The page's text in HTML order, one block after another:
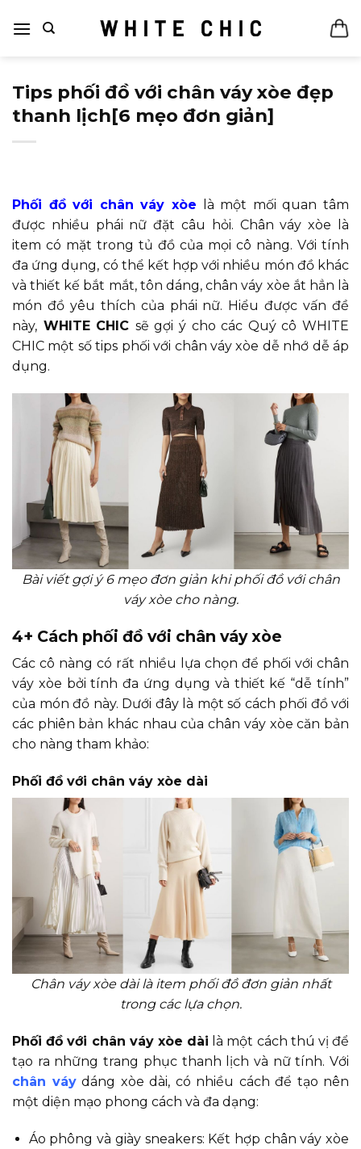
qua
Tips phối đồ với chân váy xòe đẹp
thanh lịch[6 mẹo đơn giản]
Phối đồ với chân váy xòe là một mối quan tâm
được nhiều phái nữ đặt câu hỏi. Chân váy xòe là
item có mặt trong tủ đồ của mọi cô nàng. Với tính
đa ứng dụng, có thể kết hợp với nhiều món đồ khác
và thiết kế bắt mắt, tôn dáng, chân váy xòe ắt hẳn là
món đồ yêu thích của phái nữ. Hiểu được vấn đề
này, WHITE CHIC sẽ gợi ý cho các Quý cô WHITE
CHIC một số tips phối với chân váy xòe dễ nhớ dễ áp
dụng.
Bài viết gợi ý 6 mẹo đơn giản khi phối đồ với chân
váy xòe cho nàng.
4+ Cách phối đồ với chân váy xòe
Các cô nàng có rất nhiều lựa chọn để phối với chân
váy xòe bởi tính đa ứng dụng và thiết kế “dễ tính”
của món đồ này. Dưới đây là một số cách phối đồ với
các phiên bản khác nhau của chân váy xòe căn bản
cho nàng tham khảo:
Phối đồ với chân váy xòe dài
Chân váy xòe dài là item phối đồ đơn giản nhất
trong các lựa chọn.
Phối đồ với chân váy xòe dài là một cách thú vị để
tạo ra những trang phục thanh lịch và nữ tính. Với
chân váydáng xòe dài, có nhiều cách để tạo nên
một diện mạo phong cách và đa dạng:
Áo phông và giày sneakers: Kết hợp chân váy xòe